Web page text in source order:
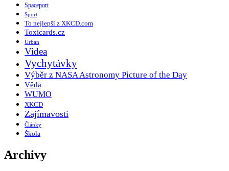
Spaceport
Sport
To nejlepší z XKCD.com
Toxicards.cz
Urban
Videa
Vychytávky
Výběr z NASA Astronomy Picture of the Day
Věda
WUMO
XKCD
Zajímavosti
Články
Škola
Archivy